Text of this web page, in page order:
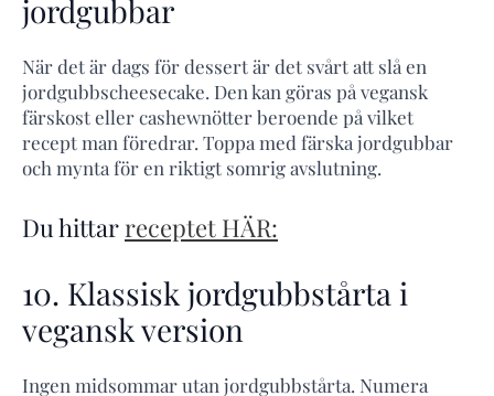
jordgubbar
När det är dags för dessert är det svårt att slå en
jordgubbscheesecake. Den kan göras på vegansk
färskost eller cashewnötter beroende på vilket
recept man föredrar. Toppa med färska jordgubbar
och mynta för en riktigt somrig avslutning.
Du hittarreceptet HÄR:
10. Klassisk jordgubbstårta i
vegansk version
Ingen midsommar utan jordgubbstårta. Numera